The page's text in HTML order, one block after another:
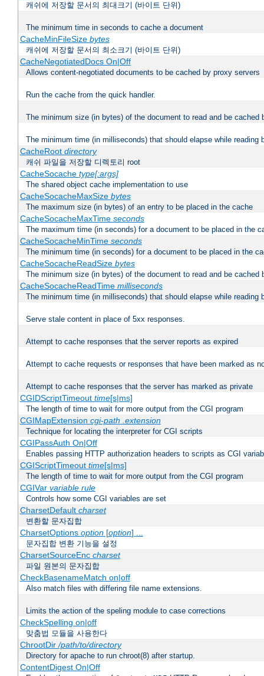
캐쉬에 저장할 문서의 최대크기 (바이트 단위)
The minimum time in seconds to cache a document
CacheMinFileSize bytes
캐쉬에 저장할 문서의 최소크기 (바이트 단위)
CacheNegotiatedDocs On|Off
Allows content-negotiated documents to be cached by proxy servers
Run the cache from the quick handler.
The minimum size (in bytes) of the document to read and be cached
The minimum time (in milliseconds) that should elapse while reading
CacheRoot directory
캐쉬 파일을 저장할 디렉토리 root
CacheSocache type[:args]
The shared object cache implementation to use
CacheSocacheMaxSize bytes
The maximum size (in bytes) of an entry to be placed in the cache
CacheSocacheMaxTime seconds
The maximum time (in seconds) for a document to be placed in the
CacheSocacheMinTime seconds
The minimum time (in seconds) for a document to be placed in the
CacheSocacheReadSize bytes
The minimum size (in bytes) of the document to read and be cached
CacheSocacheReadTime milliseconds
The minimum time (in milliseconds) that should elapse while reading
Serve stale content in place of 5xx responses.
Attempt to cache responses that the server reports as expired
Attempt to cache requests or responses that have been marked as
Attempt to cache responses that the server has marked as private
CGIDScriptTimeout time[s|ms]
The length of time to wait for more output from the CGI program
CGIMapExtension cgi-path .extension
Technique for locating the interpreter for CGI scripts
CGIPassAuth On|Off
Enables passing HTTP authorization headers to scripts as CGI
CGIScriptTimeout time[s|ms]
The length of time to wait for more output from the CGI program
CGIVar variable rule
Controls how some CGI variables are set
CharsetDefault charset
변환할 문자집합
CharsetOptions option[option] ...
문자집합 변환 기능을 설정
CharsetSourceEnc charset
파일 원본의 문자집합
CheckBasenameMatch on|off
Also match files with differing file name extensions.
Limits the action of the speling module to case corrections
CheckSpelling on|off
맞춤법 모듈을 사용한다
ChrootDir/path/to/directory
Directory for apache to run chroot(8) after startup.
ContentDigest On|Off